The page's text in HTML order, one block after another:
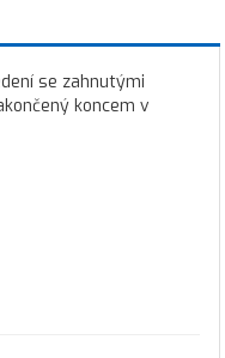
se zahnutými
koncem v